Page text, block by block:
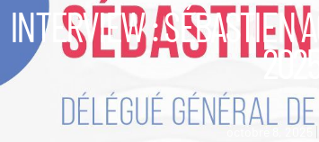
INTERVIEW : SÉBASTIEN
2025
octobre 8, 2025